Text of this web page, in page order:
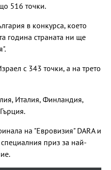
516 точки.
в конкурса, което
година страната ни ще
с 343 точки, а на трето
Италия, Финландия,
на "Евровизия" DARA и
приз за най-